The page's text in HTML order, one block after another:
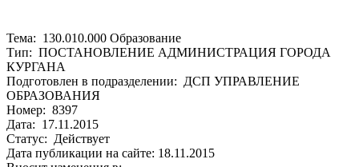
Тема: 130.010.000 Образование
Тип: ПОСТАНОВЛЕНИЕ АДМИНИСТРАЦИЯ ГОРОДА
КУРГАНА
Подготовлен в подразделении: ДСП УПРАВЛЕНИЕ
ОБРАЗОВАНИЯ
Номер: 8397
Дата: 17.11.2015
Статус: Действует
Дата публикации на сайте: 18.11.2015